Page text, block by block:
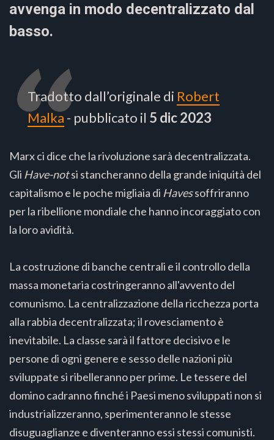
avvenga in modo decentralizzato dal
basso.
Tradotto dall’originale di Robert
Malka - pubblicato il 5 dic 2023
Marx ci dice che la rivoluzione sarà decentralizzata.
Gli Have-notsi stancheranno della grande iniquità del
capitalismo e le poche migliaia di Havessoffriranno
per la ribellione mondiale che hanno incoraggiato con
la loro avidità.
La costruzione di banche centrali e il controllo della
massa monetaria costringeranno all'avvento del
comunismo. La centralizzazione della ricchezza porta
alla rabbia decentralizzata; il rovesciamento è
inevitabile. La classe sarà il fattore decisivo e le
persone di ogni genere e sesso delle nazioni più
sviluppate si ribelleranno per prime. Le tessere del
domino cadranno finché i Paesi meno sviluppati non si
industrializzeranno, sperimenteranno le stesse
disuguaglianze e diventeranno essi stessi comunisti.